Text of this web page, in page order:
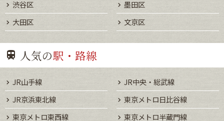
渋谷区
墨田区
大田区
文京区
人気の駅・路線
JR山手線
JR中央・総武線
JR京浜東北線
東京メトロ日比谷線
東京メトロ東西線
東京メトロ半蔵門線